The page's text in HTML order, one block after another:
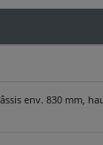
env. 830 mm,